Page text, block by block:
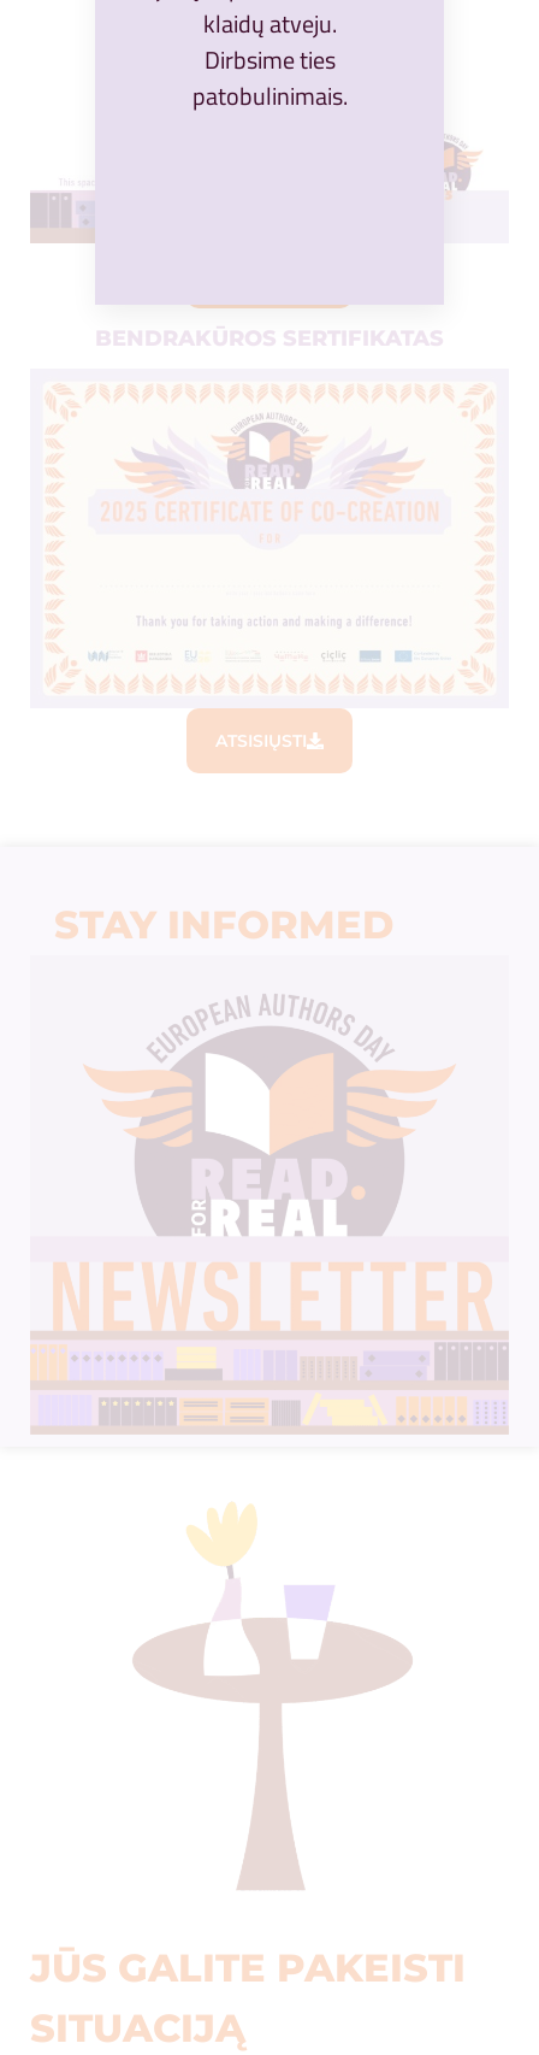
BENDRAKŪROS SERTIFIKATAS
ATSISIŲSTI
STAY INFORMED
JŪS GALITE PAKEISTI
SITUACIJĄ
klaidų atveju.
Dirbsime ties
patobulinimais.